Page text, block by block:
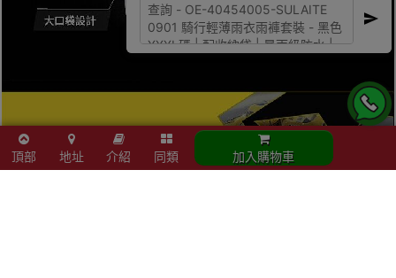
頂部 地址 介紹 同類 加入購物車